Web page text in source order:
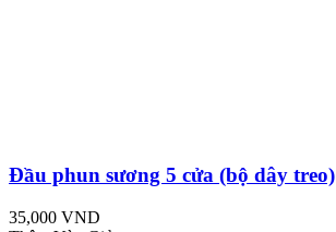
Đầu phun sương 5 cửa (bộ dây treo)
35,000 VND